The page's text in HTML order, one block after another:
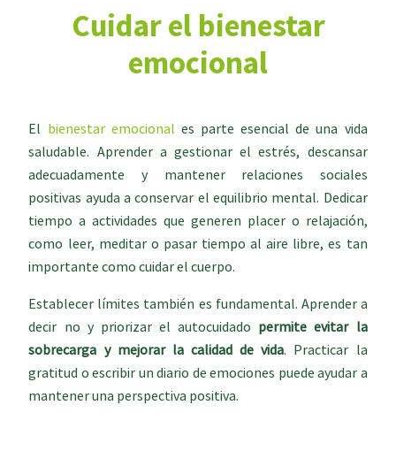
Cuidar el bienestar
emocional
El bienestar emocional es parte esencial de una vida
saludable. Aprender a gestionar el estrés, descansar
adecuadamente y mantener relaciones sociales
positivas ayuda a conservar el equilibrio mental. Dedicar
tiempo a actividades que generen placer o relajación,
como leer, meditar o pasar tiempo al aire libre, es tan
importante como cuidar el cuerpo.
Establecer límites también es fundamental. Aprender a
decir no y priorizar el autocuidado permite evitar la
sobrecarga y mejorar la calidad de vida. Practicar la
gratitud o escribir un diario de emociones puede ayudar a
mantener una perspectiva positiva.